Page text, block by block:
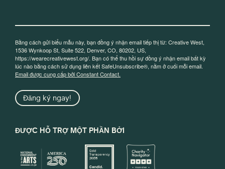
Bằng cách gửi biểu mẫu này, bạn đồng ý nhận email tiếp thị từ: Creative West,
1536 Wynkoop St, Suite 522, Denver, CO, 80202, US,
https://wearecreativewest.org/. Bạn có thể thu hồi sự đồng ý nhận email bất kỳ
lúc nào bằng cách sử dụng liên kết SafeUnsubscribe®, nằm ở cuối mỗi email.
Email được cung cấp bởi Constant Contact.
Đăng ký ngay!
ĐƯỢC HỖ TRỢ MỘT PHẦN BỞI